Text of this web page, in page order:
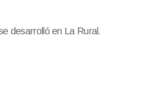
desarrolló en La Rural.